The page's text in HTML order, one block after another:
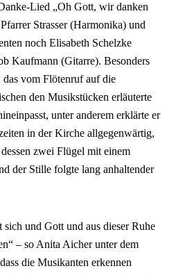
Lied „Oh Gott, wir danken
Strasser (Harmonika) und
noch Elisabeth Schelzke
Kaufmann (Gitarre). Besonders
vom Flötenruf auf die
den Musikstücken erläuterte
unter anderem erklärte er
in der Kirche allgegenwärtig,
zwei Flügel mit einem
der Stille folgte lang anhaltender
und Gott und aus dieser Ruhe
– so Anita Aicher unter dem
die Musikanten erkennen